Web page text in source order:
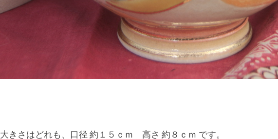
大きさはどれも、口径 約１５ｃｍ 高さ 約８ｃｍ です。